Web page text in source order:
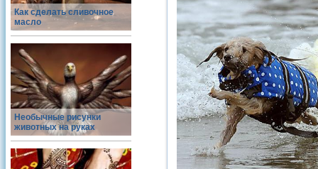
Как сделать сливочное
масло
Необычные рисунки
животных на руках